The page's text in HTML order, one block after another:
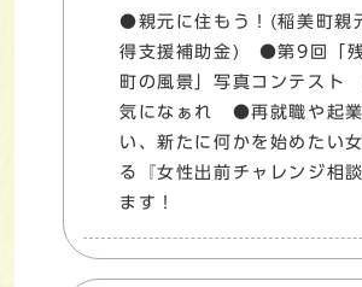
●親元に住もう！(稲美町親
得支援補助金) ●第9回「残
町の風景」写真コンテス
気になぁれ ●再就職や起業
い、新たに何かを始めたい
る『女性出前チャレンジ相
ます！